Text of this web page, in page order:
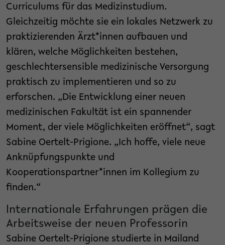
Curriculums für das Medizinstudium.
Gleichzeitig möchte sie ein lokales Netzwerk zu
praktizierenden Ärzt*innen aufbauen und
klären, welche Möglichkeiten bestehen,
geschlechtersensible medizinische Versorgung
praktisch zu implementieren und so zu
erforschen. „Die Entwicklung einer neuen
medizinischen Fakultät ist ein spannender
Moment, der viele Möglichkeiten eröffnet“, sagt
Sabine Oertelt-Prigione. „Ich hoffe, viele neue
Anknüpfungspunkte und
Kooperationspartner*innen im Kollegium zu
finden.“
Internationale Erfahrungen prägen die
Arbeitsweise der neuen Professorin
Sabine Oertelt-Prigione studierte in Mailand